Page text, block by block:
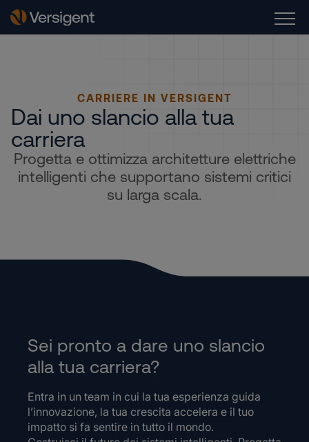
CARRIERE IN VERSIGENT
Dai uno slancio alla tua
carriera
Progetta e ottimizza architetture elettriche
intelligenti che supportano sistemi critici
su larga scala.
Sei pronto a dare uno slancio
alla tua carriera?
Entra in un team in cui la tua esperienza guida
l’innovazione, la tua crescita accelera e il tuo
impatto si fa sentire in tutto il mondo.